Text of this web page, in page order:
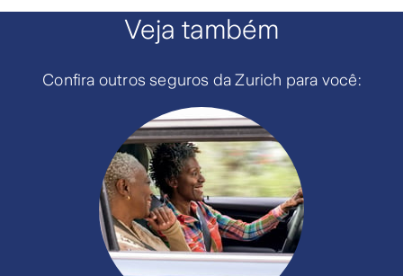
Veja também
Confira outros seguros da Zurich para você: